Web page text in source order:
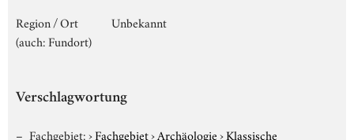
Region / Ort
(auch: Fundort)
Unbekannt
Verschlagwortung
Fachgebiet:›Fachgebiet›Archäologie›Klassische